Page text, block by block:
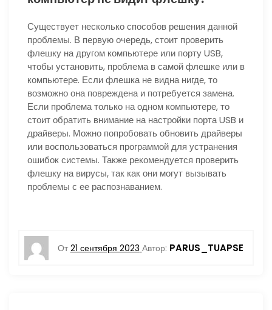
Существует несколько способов решения данной
проблемы. В первую очередь, стоит проверить
флешку на другом компьютере или порту USB,
чтобы установить, проблема в самой флешке или в
компьютере. Если флешка не видна нигде, то
возможно она повреждена и потребуется замена.
Если проблема только на одном компьютере, то
стоит обратить внимание на настройки порта USB и
драйверы. Можно попробовать обновить драйверы
или воспользоваться программой для устранения
ошибок системы. Также рекомендуется проверить
флешку на вирусы, так как они могут вызывать
проблемы с ее распознаванием.
От 21 сентября 2023 Автор: PARUS_TUAPSE